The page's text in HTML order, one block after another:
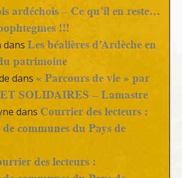
ardéchois – Ce qu’il en reste…
!!!
dans Les béalières d’Ardèche en
patrimoine
dans « Parcours de vie » par
SOLIDAIRES – Lamastre
dans Courrier des lecteurs :
communes du Pays de
des lecteurs :